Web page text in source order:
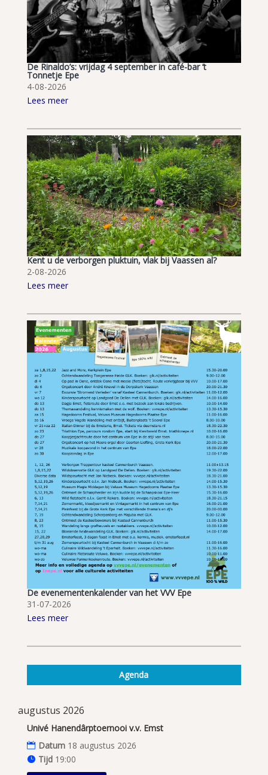
De Rinaldo’s: vrijdag 4 september in café-bar ’t
Tonnetje Epe
4-08-2026
Lees meer
Kent u de verborgen pluktuin, vlak bij Vaassen al?
2-08-2026
Lees meer
De evenementenkalender van het VVV Epe
31-07-2026
Lees meer
Agenda
augustus 2026
Univé Hanendârptoernooi v.v. Emst
Datum 18 augustus 2026
Tijd 19:00